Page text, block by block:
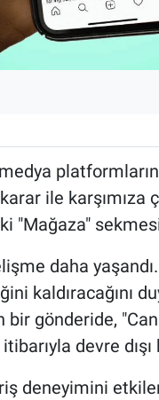
ile karşımıza
"Mağaza"
daha
kaldıracağını
bir gönderide,
devre dışı
deneyimini